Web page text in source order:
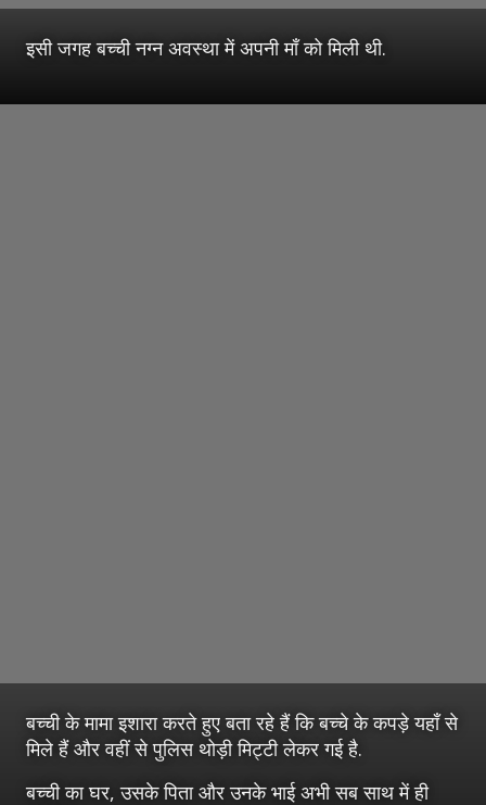
इसी जगह बच्ची नग्न अवस्था में अपनी माँ को मिली थी.
बच्ची के मामा इशारा करते हुए बता रहे हैं कि बच्चे के कपड़े यहाँ से
मिले हैं और वहीं से पुलिस थोड़ी मिट्टी लेकर गई है.
बच्ची का घर, उसके पिता और उनके भाई अभी सब साथ में ही